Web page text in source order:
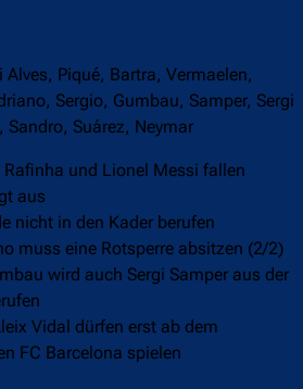
Alves, Piqué, Bartra, Vermaelen,
Sergio, Gumbau, Samper, Sergi
Suárez, Neymar
und Lionel Messi fallen
aus
nicht in den Kader berufen
muss eine Rotsperre absitzen (2/2)
wird auch Sergi Samper aus der
Vidal dürfen erst ab dem
FC Barcelona spielen